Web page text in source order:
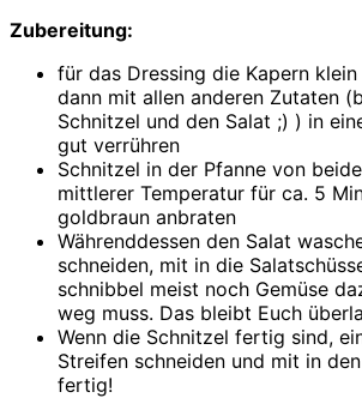
Zubereitung:
für das Dressing die Kapern
dann mit allen anderen Zutaten
Schnitzel und den Salat ;) ) in
gut verrühren
Schnitzel in der Pfanne von
mittlerer Temperatur für ca. 5
goldbraun anbraten
Währenddessen den Salat
schneiden, mit in die
schnibbel meist noch Gemüse
weg muss. Das bleibt Euch
Wenn die Schnitzel fertig sind,
Streifen schneiden und mit in
fertig!